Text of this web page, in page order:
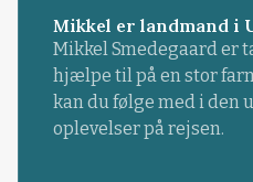
Mikkel er landmand i
Mikkel Smedegaard er
hjælpe til på en stor
kan du følge med i den
oplevelser på rejsen.